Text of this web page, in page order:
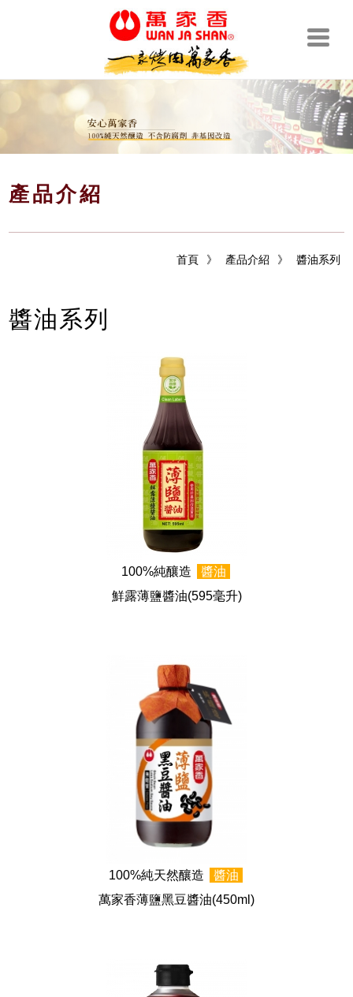
產品介紹
醬油系列
》
產品介紹
》
首頁
醬油系列
100%純釀造
醬油
鮮露薄鹽醬油(595毫升)
100%純天然釀造
醬油
萬家香薄鹽黑豆醬油(450ml)